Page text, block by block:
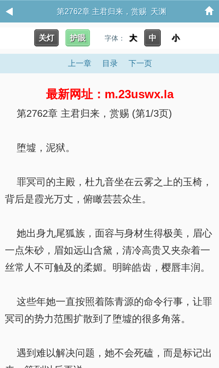
第2762章 主君归来，赏赐 天渊
关灯 护眼 字体： 大 中 小
上一章 目录 下一页
最新网址：m.23uswx.la
第2762章 主君归来，赏赐 (第1/3页)
堕墟，泥狱。
罪冥司的主殿，杜九音坐在云雾之上的玉椅，
背后是霞光万丈，俯瞰芸芸众生。
她出身九尾狐族，面容与身材生得极美，眉心
一点朱砂，眉如远山含黛，清冷高贵又夹杂着一
丝常人不可触及的柔媚。明眸皓齿，樱唇丰润。
这些年她一直按照着陈青源的命令行事，让罪
冥司的势力范围扩散到了堕墟的很多角落。
遇到难以解决问题，她不会死磕，而是标记出